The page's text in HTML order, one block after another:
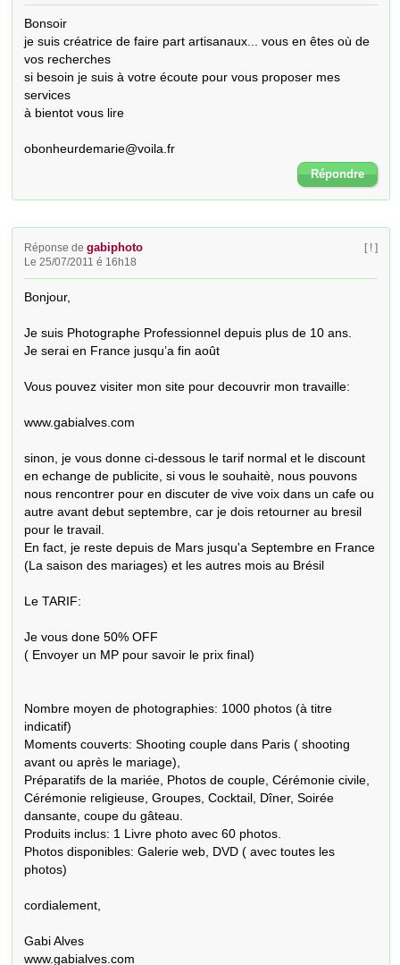
Bonsoir
je suis créatrice de faire part artisanaux... vous en êtes où de
vos recherches
si besoin je suis à votre écoute pour vous proposer mes
services
à bientot vous lire
obonheurdemarie@voila.fr
Répondre
Réponse degabiphoto
Le 25/07/2011 é 16h18
[ ! ]
Bonjour,
Je suis Photographe Professionnel depuis plus de 10 ans.
Je serai en France jusqu’a fin août
Vous pouvez visiter mon site pour decouvrir mon travaille:
www.gabialves.com
sinon, je vous donne ci-dessous le tarif normal et le discount
en echange de publicite, si vous le souhaitè, nous pouvons
nous rencontrer pour en discuter de vive voix dans un cafe ou
autre avant debut septembre, car je dois retourner au bresil
pour le travail.
En fact, je reste depuis de Mars jusqu'a Septembre en France
(La saison des mariages) et les autres mois au Brésil
Le TARIF:
Je vous done 50% OFF
( Envoyer un MP pour savoir le prix final)
Nombre moyen de photographies: 1000 photos (à titre
indicatif)
Moments couverts: Shooting couple dans Paris ( shooting
avant ou après le mariage),
Préparatifs de la mariée, Photos de couple, Cérémonie civile,
Cérémonie religieuse, Groupes, Cocktail, Dîner, Soirée
dansante, coupe du gâteau.
Produits inclus: 1 Livre photo avec 60 photos.
Photos disponibles: Galerie web, DVD ( avec toutes les
photos)
cordialement,
Gabi Alves
www.gabialves.com